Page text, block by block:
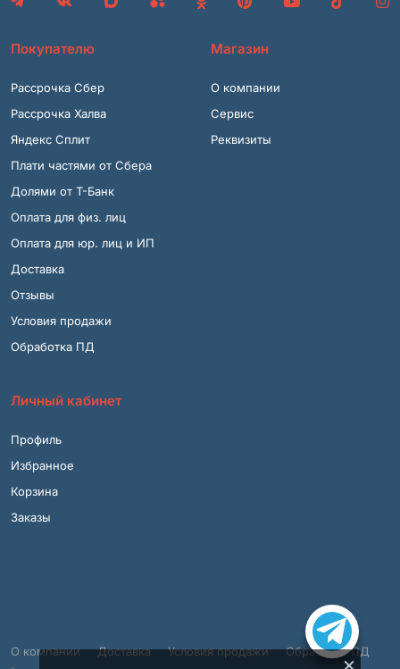
Покупателю
Рассрочка Сбер
Рассрочка Халва
Яндекс Сплит
Плати частями от Сбера
Долями от Т-Банк
Оплата для физ. лиц
Оплата для юр. лиц и ИП
Доставка
Отзывы
Условия продажи
Обработка ПД
Магазин
О компании
Сервис
Реквизиты
Личный кабинет
Профиль
Избранное
Корзина
Заказы
О компании Доставка Условия продажи Обработка ПД